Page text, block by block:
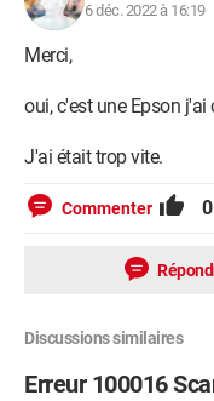
6 déc. 2022 à 16:19
Merci,
oui, c'est une Epson j'ai
J'ai était trop vite.
Commenter 0
Discussions similaires
Erreur 100016